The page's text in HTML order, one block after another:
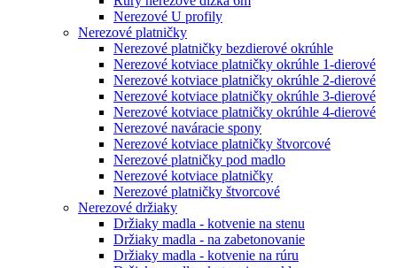
Nerezové U profily
Nerezové platničky
Nerezové platničky bezdierové okrúhle
Nerezové kotviace platničky okrúhle 1-dierové
Nerezové kotviace platničky okrúhle 2-dierové
Nerezové kotviace platničky okrúhle 3-dierové
Nerezové kotviace platničky okrúhle 4-dierové
Nerezové naváracie spony
Nerezové kotviace platničky štvorcové
Nerezové platničky pod madlo
Nerezové kotviace platničky
Nerezové platničky štvorcové
Nerezové držiaky
Držiaky madla - kotvenie na stenu
Držiaky madla - na zabetonovanie
Držiaky madla - kotvenie na rúru